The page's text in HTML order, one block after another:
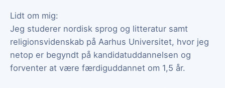
Lidt om mig:
Jeg studerer nordisk sprog og litteratur samt
religionsvidenskab på Aarhus Universitet, hvor jeg
netop er begyndt på kandidatuddannelsen og
forventer at være færdiguddannet om 1,5 år.